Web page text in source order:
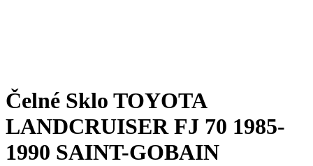
Čelné Sklo TOYOTA
LANDCRUISER FJ 70 1985-
1990 SAINT-GOBAIN